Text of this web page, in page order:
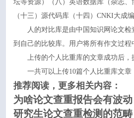
坛等资源）（八）英语数据库（杂志
（十三）源代码库（十四）CNKI大成
人的对比库是由中国知识网论文
到自己的比较库。用户将所有作文过
上传的个人比重库的文章成功后
一共可以上传10篇个人比重库文章
推荐阅读，更多相关内容：
为啥论文查重报告会有波
研究生论文查重检测的范畴